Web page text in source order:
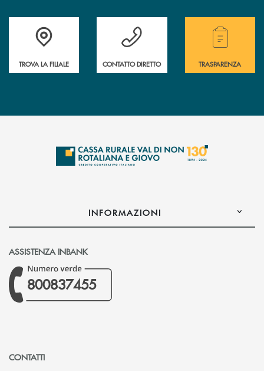
Accedi all' elenco completo di indirizzo, telefono e mail delle nostre
TROVA LA FILIALE
Hai bisogno di assistenza immediata?
CONTATTO DIRETTO
Hai bisogno di
TRASPARENZA
INFORMAZIONI
ASSISTENZA INBANK
800837455
CONTATTI